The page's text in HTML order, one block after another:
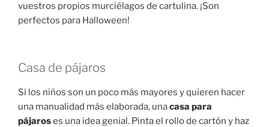
vuestros propios murciélagos de cartulina. ¡Son
perfectos para Halloween!
Casa de pájaros
Si los niños son un poco más mayores y quieren hacer
una manualidad más elaborada, unacasa para
pájaroses una idea genial. Pinta el rollo de cartón y haz